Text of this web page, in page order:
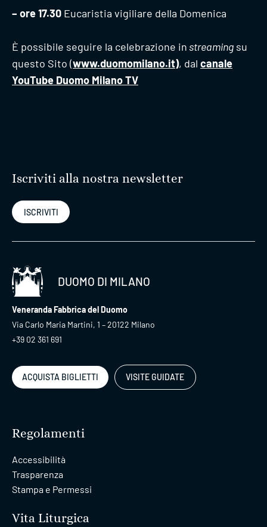
– ore 17.30 Eucaristia vigiliare della Domenica
È possibile seguire la celebrazione in streaming su
questo Sito (www.duomomilano.it), dal canale
YouTube Duomo Milano TV
Iscriviti alla nostra newsletter
ISCRIVITI
DUOMO DI MILANO
Veneranda Fabbrica del Duomo
Via Carlo Maria Martini, 1 – 20122 Milano
+39 02 361 691
ACQUISTA BIGLIETTI VISITE GUIDATE
Regolamenti
Accessibilità
Trasparenza
Stampa e Permessi
Vita Liturgica